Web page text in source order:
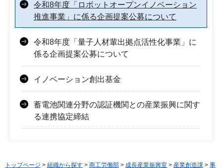
令和8年度「ロボットオープンイノベーション
推進事業」に係る企画提案公募について
令和8年度「量子人材輩出拠点活性化事業」に
係る企画提案公募について
イノベーション創出基金
蓄電池関連分野の認証機関との産業振興に関す
る連携協定締結
トップページ > 組織から探す > 商工労働部 > 成長産業振興室 > 産業創造課 > 事